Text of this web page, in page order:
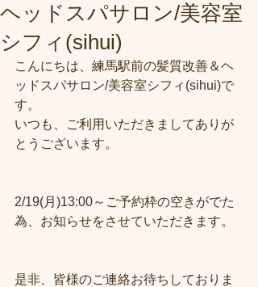
ヘッドスパサロン/美容室
シフィ(sihui)
こんにちは、練馬駅前の髪質改善＆ヘ
ッドスパサロン/美容室シフィ(sihui)で
す。
いつも、ご利用いただきましてありが
とうございます。
2/19(月)13:00～ご予約枠の空きがでた
為、お知らせをさせていただきます。
是非、皆様のご連絡お待ちしておりま